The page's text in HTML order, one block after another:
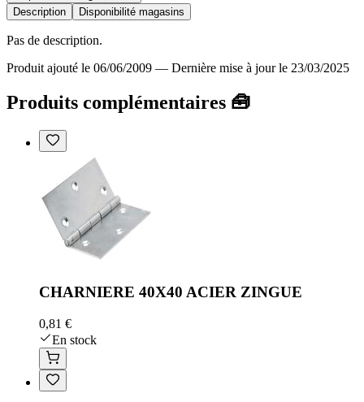
Description
Disponibilité magasins
Pas de description.
Produit ajouté le 06/06/2009 — Dernière mise à jour le 23/03/2025
Produits complémentaires 🧰
CHARNIERE 40X40 ACIER ZINGUE
0,81 €
En stock